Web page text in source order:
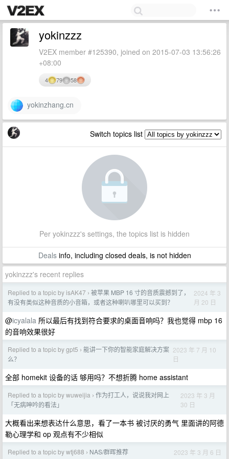
yokinzzz
V2EX member #125390, joined on 2015-07-03 13:56:26
+08:00
4 79 58
yokinzhang.cn
Switch topics list
Per yokinzzz's settings, the topics list is hidden
Dealsinfo, including closed deals, is not hidden
yokinzzz's recent replies
Replied to a topic by isAK47 › 被苹果 MBP 16 寸的音质震撼到了，
有没有类似这种音质的小音箱，或者这种喇叭哪里可以买到？
2024 年 3
月 20 日
@icyalala 所以最后有找到符合要求的桌面音响吗？我也觉得 mbp 16
的音响效果很好
Replied to a topic by gpt5 › 能讲一下你的智能家庭解决方案
么？
2023 年 7 月 10
日
全部 homekit 设备的话 够用吗？不想折腾 home assistant
Replied to a topic by wuweijia › 作为打工人，说说我对网上
「无病呻吟的看法」
2023 年 3 月
30 日
大概看出来想表达什么意思，看了一本书 被讨厌的勇气 里面讲的阿德
勒心理学和 op 观点有不少相似
Replied to a topic by wtj688 › NAS/群晖推荐 2023 年 3 月 6 日